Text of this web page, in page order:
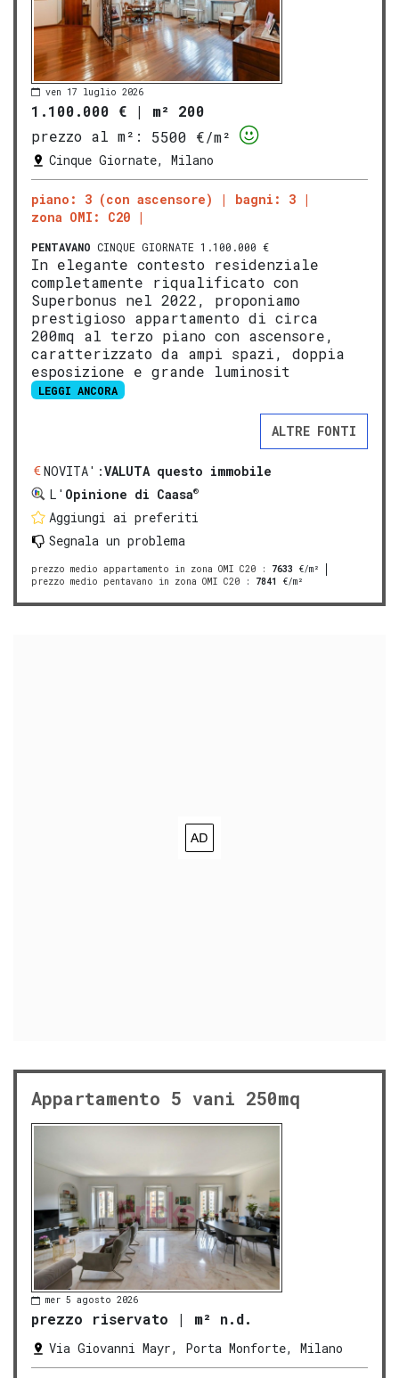
ven 17 luglio 2026
1.100.000 € | m² 200
prezzo al m²:
5500 €/m²
Cinque Giornate, Milano
piano: 3 (con ascensore)
bagni: 3
zona OMI: C20
PENTAVANO CINQUE GIORNATE 1.100.000 €
In elegante contesto residenziale
completamente riqualificato con
Superbonus nel 2022, proponiamo
prestigioso appartamento di circa
200mq al terzo piano con ascensore,
caratterizzato da ampi spazi, doppia
esposizione e grande luminosit
LEGGI ANCORA
ALTRE FONTI
NOVITA':VALUTA questo immobile
L' Opinione di Caasa®
Aggiungi ai preferiti
Segnala un problema
prezzo medio appartamento in zona OMI C20 : 7633 €/m²
prezzo medio pentavano in zona OMI C20 : 7841 €/m²
Appartamento 5 vani 250mq
mer 5 agosto 2026
prezzo riservato | m² n.d.
Via Giovanni Mayr, Porta Monforte, Milano